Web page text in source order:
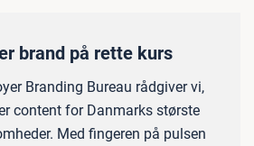
brand på rette kurs
Branding Bureau rådgiver vi,
content for Danmarks største
Med fingeren på pulsen